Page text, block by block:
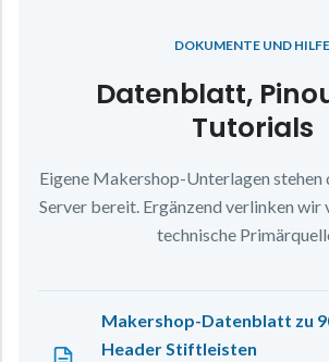
DOKUMENTE UND HILFE
Datenblatt,
Tutorials
Eigene Makershop-Unterlagen stehen
Server bereit. Ergänzend verlinken
technische
Makershop-Datenblatt zu
Header Stiftleisten